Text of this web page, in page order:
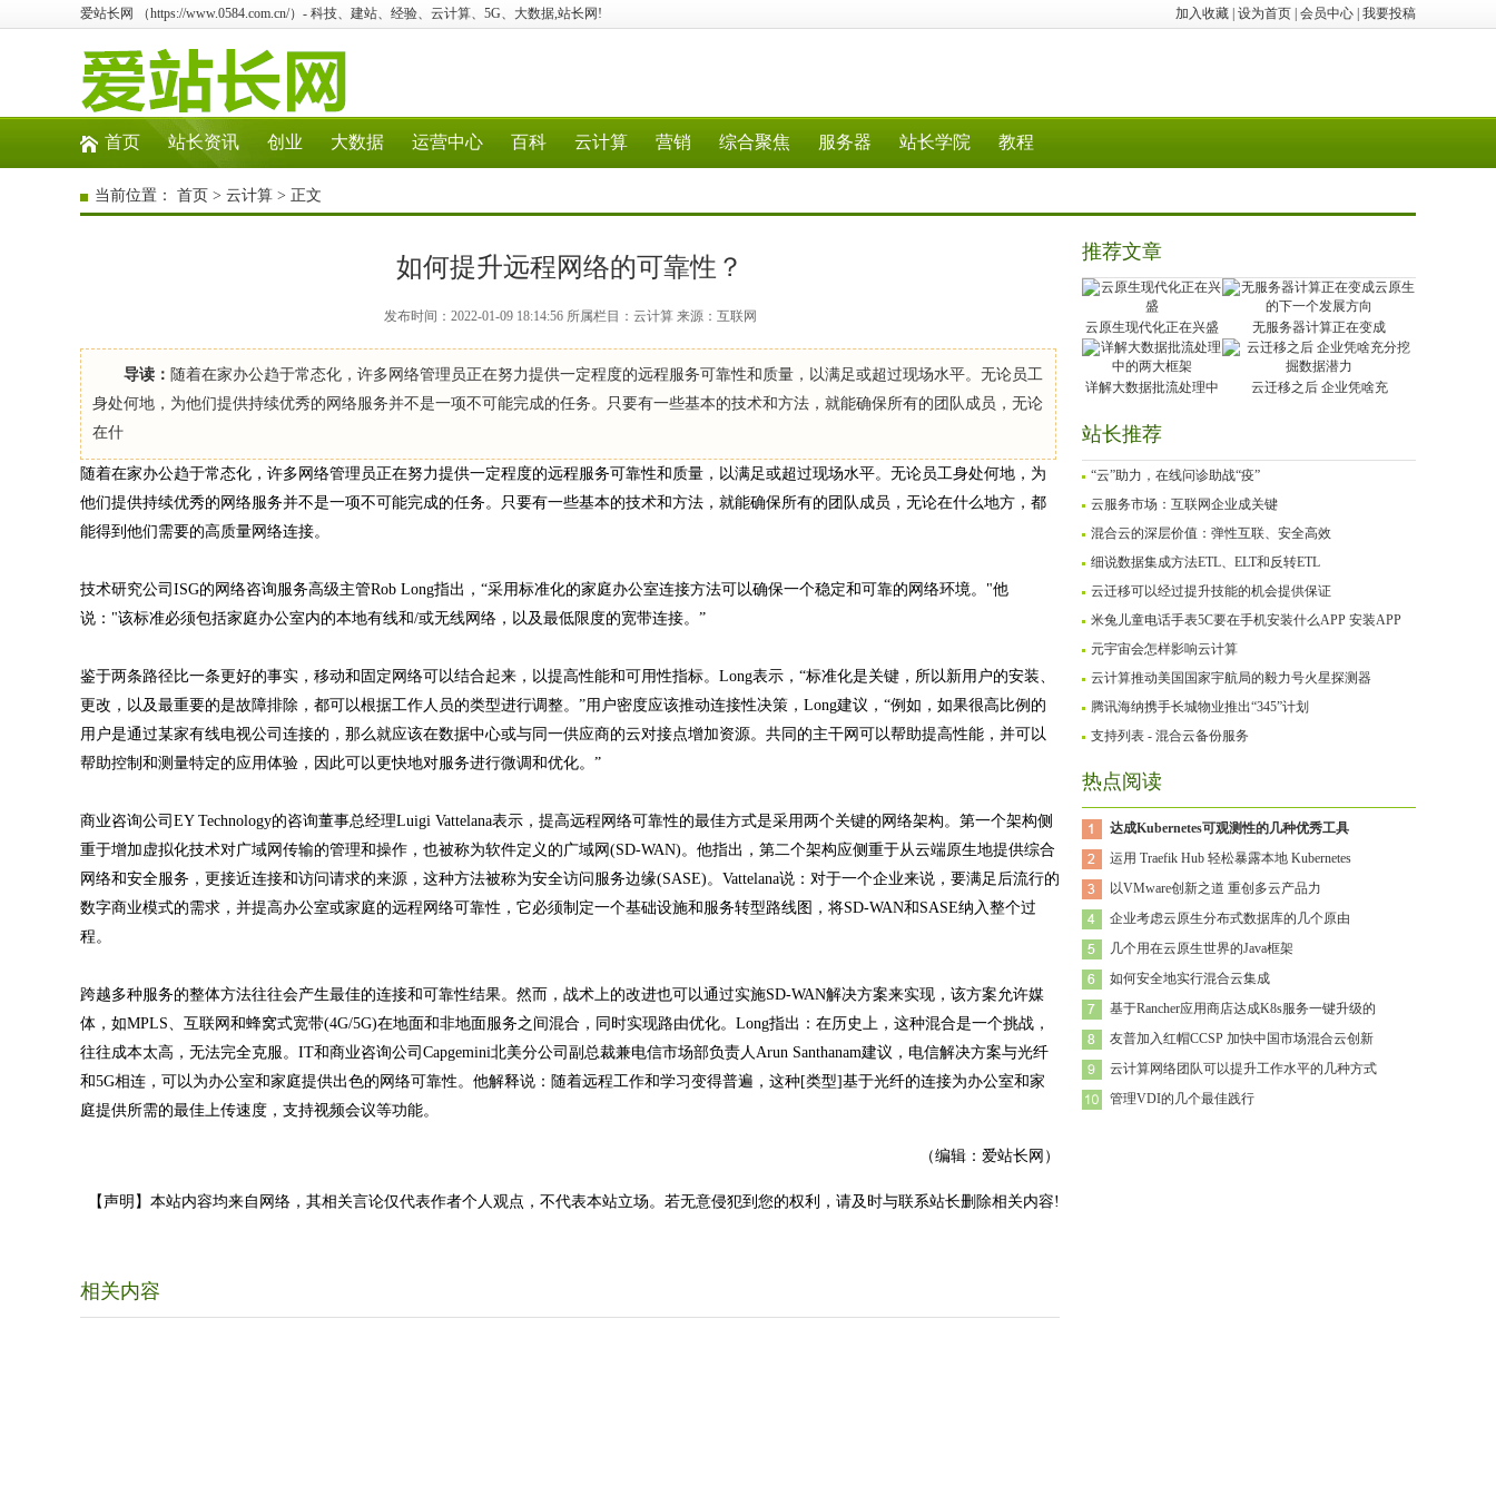
加入收藏 设为首页 会员中心 我要投稿
爱站长网 （https://www.0584.com.cn/）- 科技、建站、经验、云计算、5G、大数据,站长网!
首页 站长资讯 创业 大数据 运营中心 百科 云计算 营销 综合聚焦 服务器 站长学院 教程
当前位置： 首页 > 云计算 > 正文
如何提升远程网络的可靠性？
发布时间：2022-01-09 18:14:56 所属栏目：云计算 来源：互联网
导读： 随着在家办公趋于常态化，许多网络管理员正在努力提供一定程度的远程服务可靠性和质量，以满足或超过现场水平。无论员工
身处何地，为他们提供持续优秀的网络服务并不是一项不可能完成的任务。只要有一些基本的技术和方法，就能确保所有的团队成员，无论
在什
随着在家办公趋于常态化，许多网络管理员正在努力提供一定程度的远程服务可靠性和质量，以满足或超过现场水平。无论员工身处何地，为
他们提供持续优秀的网络服务并不是一项不可能完成的任务。只要有一些基本的技术和方法，就能确保所有的团队成员，无论在什么地方，都
能得到他们需要的高质量网络连接。
技术研究公司ISG的网络咨询服务高级主管Rob Long指出，“采用标准化的家庭办公室连接方法可以确保一个稳定和可靠的网络环境。"他
说："该标准必须包括家庭办公室内的本地有线和/或无线网络，以及最低限度的宽带连接。”
鉴于两条路径比一条更好的事实，移动和固定网络可以结合起来，以提高性能和可用性指标。Long表示，“标准化是关键，所以新用户的安装、
更改，以及最重要的是故障排除，都可以根据工作人员的类型进行调整。”用户密度应该推动连接性决策，Long建议，“例如，如果很高比例的
用户是通过某家有线电视公司连接的，那么就应该在数据中心或与同一供应商的云对接点增加资源。共同的主干网可以帮助提高性能，并可以
帮助控制和测量特定的应用体验，因此可以更快地对服务进行微调和优化。”
商业咨询公司EY Technology的咨询董事总经理Luigi Vattelana表示，提高远程网络可靠性的最佳方式是采用两个关键的网络架构。第一个架构侧
重于增加虚拟化技术对广域网传输的管理和操作，也被称为软件定义的广域网(SD-WAN)。他指出，第二个架构应侧重于从云端原生地提供综合
网络和安全服务，更接近连接和访问请求的来源，这种方法被称为安全访问服务边缘(SASE)。Vattelana说：对于一个企业来说，要满足后流行的
数字商业模式的需求，并提高办公室或家庭的远程网络可靠性，它必须制定一个基础设施和服务转型路线图，将SD-WAN和SASE纳入整个过
程。
跨越多种服务的整体方法往往会产生最佳的连接和可靠性结果。然而，战术上的改进也可以通过实施SD-WAN解决方案来实现，该方案允许媒
体，如MPLS、互联网和蜂窝式宽带(4G/5G)在地面和非地面服务之间混合，同时实现路由优化。Long指出：在历史上，这种混合是一个挑战，
往往成本太高，无法完全克服。IT和商业咨询公司Capgemini北美分公司副总裁兼电信市场部负责人Arun Santhanam建议，电信解决方案与光纤
和5G相连，可以为办公室和家庭提供出色的网络可靠性。他解释说：随着远程工作和学习变得普遍，这种[类型]基于光纤的连接为办公室和家
庭提供所需的最佳上传速度，支持视频会议等功能。
（编辑：爱站长网）
【声明】本站内容均来自网络，其相关言论仅代表作者个人观点，不代表本站立场。若无意侵犯到您的权利，请及时与联系站长删除相关内容!
相关内容
推荐文章
云原生现代化正在兴盛 无服务器计算正在变成
详解大数据批流处理中 云迁移之后 企业凭啥充
站长推荐
“云”助力，在线问诊助战“疫”
云服务市场：互联网企业成关键
混合云的深层价值：弹性互联、安全高效
细说数据集成方法ETL、ELT和反转ETL
云迁移可以经过提升技能的机会提供保证
米兔儿童电话手表5C要在手机安装什么APP 安装APP
元宇宙会怎样影响云计算
云计算推动美国国家宇航局的毅力号火星探测器
腾讯海纳携手长城物业推出“345”计划
支持列表 - 混合云备份服务
热点阅读
达成Kubernetes可观测性的几种优秀工具
运用 Traefik Hub 轻松暴露本地 Kubernetes
以VMware创新之道 重创多云产品力
企业考虑云原生分布式数据库的几个原由
几个用在云原生世界的Java框架
如何安全地实行混合云集成
基于Rancher应用商店达成K8s服务一键升级的
友普加入红帽CCSP 加快中国市场混合云创新
云计算网络团队可以提升工作水平的几种方式
管理VDI的几个最佳践行